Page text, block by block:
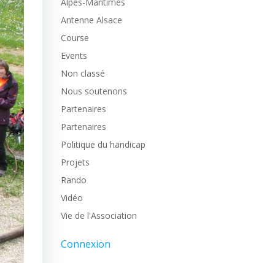
Antenne Alsace
Course
Events
Non classé
Nous soutenons
Partenaires
Partenaires
Politique du handicap
Projets
Rando
Vidéo
Vie de l'Association
Connexion